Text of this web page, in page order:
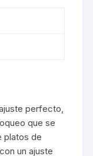
perfecto,
que se
platos de
un ajuste